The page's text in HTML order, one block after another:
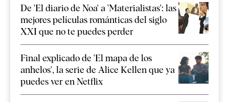
De 'El diario de Noa' a 'Materialistas': las
mejores películas románticas del siglo
XXI que no te puedes perder
Final explicado de 'El mapa de los
anhelos', la serie de Alice Kellen que ya
puedes ver en Netflix